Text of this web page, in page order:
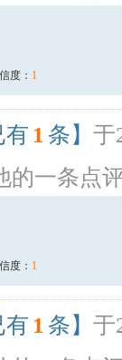
度： 1
有 1 条】 于
的一条点
度： 1
有 1 条】 于